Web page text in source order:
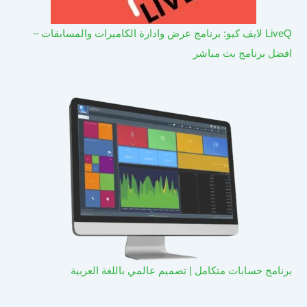
LiveQ لايف كيو: برنامج عرض وادارة الكاميرات والمسابقات –
افضل برنامج بث مباشر
برنامج حسابات متكامل | تصميم عالمي باللغة العربية